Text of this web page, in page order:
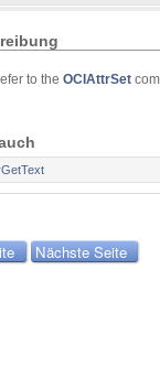
to the OCIAttrSet
Nächste Seite